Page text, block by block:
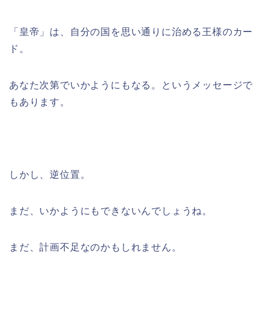
「皇帝」は、自分の国を思い通りに治める王様のカー
ド。
あなた次第でいかようにもなる。というメッセージで
もあります。
しかし、逆位置。
まだ、いかようにもできないんでしょうね。
まだ、計画不足なのかもしれません。